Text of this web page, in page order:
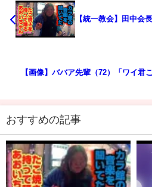
【統一教会】田中会
【画像】ババア先輩（72）「ワイ君
おすすめの記事